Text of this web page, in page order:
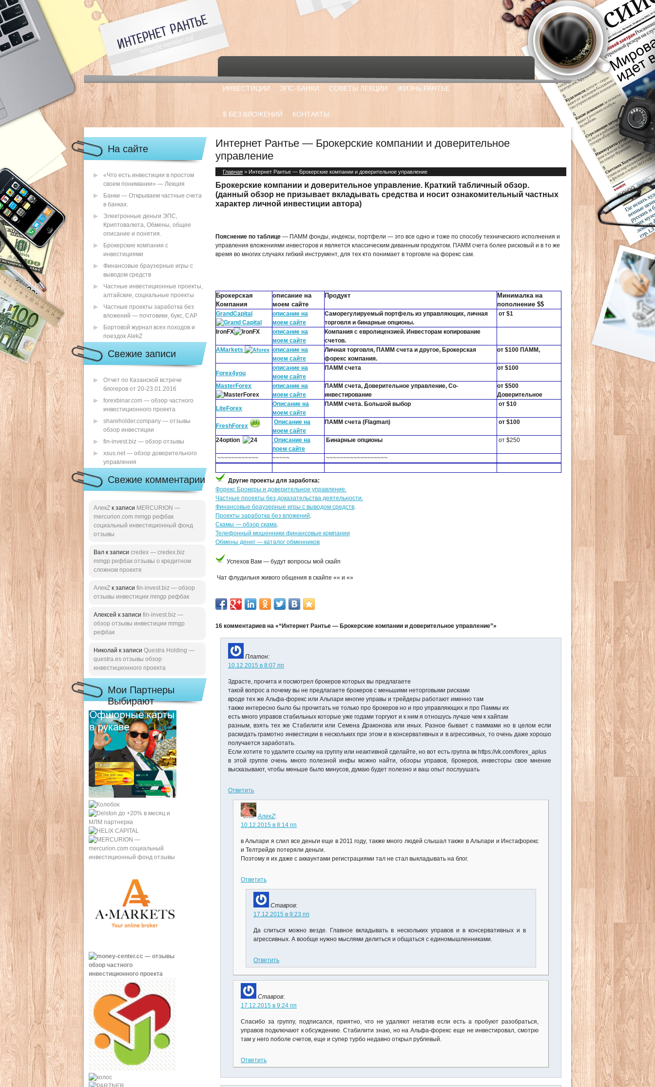
ИНВЕСТИЦИИ ЭПС-БАНКИ СОВЕТЫ ЛЕКЦИИ ЖИЗНЬ РАНТЬЕ
$ БЕЗ ВЛОЖЕНИЙ КОНТАКТЫ
На сайте
«Что есть инвестиции в простом
своем понимании» — Лекция
Банки — Открываем частные счета
в банках.
Электронные деньги ЭПС,
Криптовалюта, Обмены, общее
описание и понятия.
Брокерские компании с
инвестициями
Финансовые браузерные игры с
выводом средств
Частные инвестиционные проекты,
алтайские, социальные проекты
Частные проекты заработка без
вложений — почтовики, букс, САР
Бортовой журнал всех походов и
поездок AlekZ
Свежие записи
Отчет по Казанской встрече
блогеров от 20-23.01.2016
forexbinar.com — обзор частного
инвестиционного проекта
shareholder.company — отзывы
обзор инвестиции
fin-invest.biz — обзор отзывы
xsus.net — обзор доверительного
управления
Свежие комментарии
АлекZ к записи MERCURION —
mercurion.com mmgp рефбак
социальный инвестиционный фонд
отзывы
Вал к записи credex — credex.biz
mmgp рефбак отзывы о кредитном
сложном проекте
АлекZ к записи fin-invest.biz — обзор
отзывы инвестиции mmgp рефбак
Алексей к записи fin-invest.biz —
обзор отзывы инвестиции mmgp
рефбак
Николай к записи Questra Holding —
questra.es отзывы обзор
инвестиционного проекта
Мои Партнеры
Выбирают
Интернет Рантье — Брокерские компании и доверительное
управление
Главная > Интернет Рантье — Брокерские компании и доверительное управление
Брокерские компании и доверительное управление. Краткий табличный обзор.
(данный обзор не призывает вкладывать средства и носит ознакомительный частных
характер личной инвестиции автора)
Пояснение по таблице — ПАММ фонды, индексы, портфели — это все одно и тоже по способу технического исполнения и
управления вложениями инвесторов и является классическим диванным продуктом. ПАММ счета более рисковый и в то же
время во многих случаях гибкий инструмент, для тех кто понимает в торговле на форекс сам.
Брокерская
Компания
описание на
моем сайте
Продукт
Минималка на
пополнение $$
GrandCapital
описание на
моем сайте
Саморегулируемый портфель из управляющих, личная
торговля и бинарные опционы.
от $1
IronFX
описание на
моем сайте
Компания с евролицензией. Инвесторам копирование
счетов.
AMarkets
описание на
моем сайте
Личная торговля, ПАММ счета и другое, Брокерская
форекс компания.
от $100 ПАММ,
Forex4you
описание на
моем сайте
ПАММ счета от $100
MasterForex
описание на
моем сайте
ПАММ счета, Доверительное управление, Со-
инвестирование
от $500
Доверительное
LiteForex
Описание на
моем сайте
ПАММ счета. Большой выбор от $10
FreshForex
Описание на
моем сайте
ПАММ счета (Flagman) от $100
24option
Описание на
поем сайте
Бинарные опционы от $250
~~~~~~~~~~~~ ~~~~~ ~~~~~~~~~~~~~~~~~~
Другие проекты для заработка:
Форекс Брокеры и доверительное управление.
Частные проекты без доказательства деятельности.
Финансовые браузерные игры с выводом средств.
Проекты заработка без вложений.
Скамы — обзор скама.
Телефонный мошенники финансовые компании
Обмены денег — каталог обменников
Успехов Вам — будут вопросы мой скайп
Чат флудильня живого общения в скайпе «« и «»
16 комментариев на «“Интернет Рантье — Брокерские компании и доверительное управление”»
Платон:
10.12.2015 в 8:07 пп
Здрасте, прочита и посмотрел брокеров которых вы предлагаете
такой вопрос а почему вы не предлагаете брокеров с меньшими неторговыми рисками
вроде тех же Альфа-форекс или Альпари многие управы и трейдеры работают именно там
также интересно было бы прочитать не только про брокеров но и про управляющих и про Паммы их
есть много управов стабильных которые уже годами торгуют и к ним я отношусь лучше чем к хайпам
разным, взять тех же Стабилити или Семена Драконова или иных. Разное бывает с паммами но в целом если
раскидать грамотно инвестиции в нескольких при этом и в консервативных и в агрессивных, то очень даже хорошо
получается заработать.
Если хотите то удалите ссылку на группу или неактивной сделайте, но вот есть группа вк https://vk.com/forex_aplus
в этой группе очень много полезной инфы можно найти, обзоры управов, брокеров, инвесторы свое мнение
высказывают, чтобы меньше было минусов, думаю будет полезно и ваш опыт послуушать
Ответить
АлекZ:
10.12.2015 в 8:14 пп
в Альпари я слил все деньги еще в 2011 году, также много людей слышал также в Альпари и Инстафорекс
и Телтрейде потеряли деньги.
Поэтому я их даже с аккаунтами регистрациями тал не стал выкладывать на блог.
Ответить
Ставров:
17.12.2015 в 9:23 пп
Да слиться можно везде. Главное вкладывать в нескольких управов и в консервативных и в
агрессивных. А вообще нужно мыслями делиться и общаться с единомышленниками.
Ответить
Ставров:
17.12.2015 в 9:24 пп
Спасибо за группу, подписался, приятно, что не удаляют негатив если есть а пробуют разобраться,
управов подключают к обсуждению. Стабилити знаю, но на Альфа-форекс еще не инвестировал, смотрю
там у него поболе счетов, еще и супер турбо недавно открыл рублевый.
Ответить